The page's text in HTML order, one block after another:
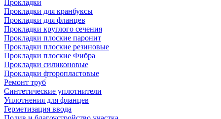
Прокладки
Прокладки для кранбуксы
Прокладки для фланцев
Прокладки круглого сечения
Прокладки плоские паронит
Прокладки плоские резиновые
Прокладки плоские Фибра
Прокладки силиконовые
Прокладки фторопластовые
Ремонт труб
Синтетические уплотнители
Уплотнения для фланцев
Герметизация ввода